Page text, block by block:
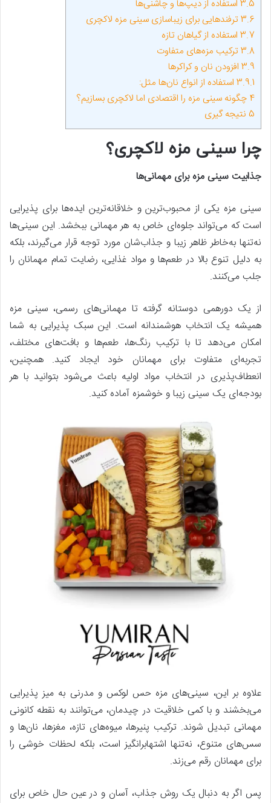
3.5 استفاده از دیپ‌ها و چاشنی‌ها
3.6 ترفندهایی برای زیباسازی سینی مزه لاکچری
3.7 استفاده از گیاهان تازه
3.8 ترکیب مزه‌های متفاوت
3.9 افزودن نان و کراکرها
3.9.1 استفاده از انواع نان‌ها مثل:
4 چگونه سینی مزه را اقتصادی اما لاکچری بسازیم؟
5 نتیجه گیری
چرا سینی مزه لاکچری؟
جذابیت سینی مزه برای مهمانی‌ها
سینی مزه یکی از محبوب‌ترین و خلاقانه‌ترین ایده‌ها برای پذیرایی
است که می‌تواند جلوه‌ای خاص به هر مهمانی ببخشد. این سینی‌ها
نه‌تنها به‌خاطر ظاهر زیبا و جذاب‌شان مورد توجه قرار می‌گیرند، بلکه
به دلیل تنوع بالا در طعم‌ها و مواد غذایی، رضایت تمام مهمانان را
جلب می‌کنند.
از یک دورهمی دوستانه گرفته تا مهمانی‌های رسمی، سینی مزه
همیشه یک انتخاب هوشمندانه است. این سبک پذیرایی به شما
امکان می‌دهد تا با ترکیب رنگ‌ها، طعم‌ها و بافت‌های مختلف،
تجربه‌ای متفاوت برای مهمانان خود ایجاد کنید. همچنین،
انعطاف‌پذیری در انتخاب مواد اولیه باعث می‌شود بتوانید با هر
بودجه‌ای یک سینی زیبا و خوشمزه آماده کنید.
علاوه بر این، سینی‌های مزه حس لوکس و مدرنی به میز پذیرایی
می‌بخشند و با کمی خلاقیت در چیدمان، می‌توانند به نقطه کانونی
مهمانی تبدیل شوند. ترکیب پنیرها، میوه‌های تازه، مغزها، نان‌ها و
سس‌های متنوع، نه‌تنها اشتهابرانگیز است، بلکه لحظات خوشی را
برای مهمانان رقم می‌زند.
پس اگر به دنبال یک روش جذاب، آسان و در عین حال خاص برای